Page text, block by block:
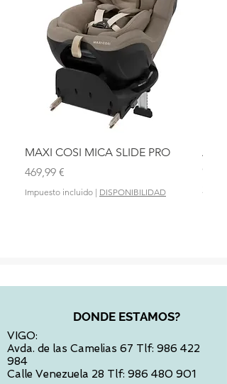
MAXI COSI MICA SLIDE PRO
Precio
469,99 €
Impuesto incluido | DISPONIBILIDAD
DONDE ESTAMOS?
VIGO:
Avda. de las Camelias 67 Tlf: 986 422
984
Calle Venezuela 28 Tlf: 986 480 901